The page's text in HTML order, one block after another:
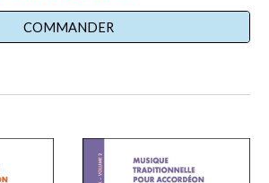
COMMANDER